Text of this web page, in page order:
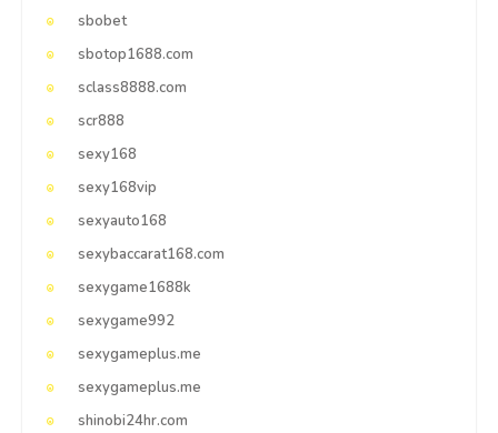
sbobet
sbotop1688.com
sclass8888.com
scr888
sexy168
sexy168vip
sexyauto168
sexybaccarat168.com
sexygame1688k
sexygame992
sexygameplus.me
sexygameplus.me
shinobi24hr.com